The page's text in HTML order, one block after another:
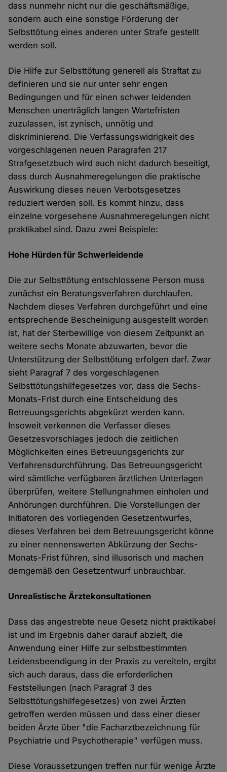
dass nunmehr nicht nur die geschäftsmäßige,
sondern auch eine sonstige Förderung der
Selbsttötung eines anderen unter Strafe gestellt
werden soll.
Die Hilfe zur Selbsttötung generell als Straftat zu
definieren und sie nur unter sehr engen
Bedingungen und für einen schwer leidenden
Menschen unerträglich langen Wartefristen
zuzulassen, ist zynisch, unnötig und
diskriminierend. Die Verfassungswidrigkeit des
vorgeschlagenen neuen Paragrafen 217
Strafgesetzbuch wird auch nicht dadurch beseitigt,
dass durch Ausnahmeregelungen die praktische
Auswirkung dieses neuen Verbotsgesetzes
reduziert werden soll. Es kommt hinzu, dass
einzelne vorgesehene Ausnahmeregelungen nicht
praktikabel sind. Dazu zwei Beispiele:
Hohe Hürden für Schwerleidende
Die zur Selbsttötung entschlossene Person muss
zunächst ein Beratungsverfahren durchlaufen.
Nachdem dieses Verfahren durchgeführt und eine
entsprechende Bescheinigung ausgestellt worden
ist, hat der Sterbewillige von diesem Zeitpunkt an
weitere sechs Monate abzuwarten, bevor die
Unterstützung der Selbsttötung erfolgen darf. Zwar
sieht Paragraf 7 des vorgeschlagenen
Selbsttötungshilfegesetzes vor, dass die Sechs-
Monats-Frist durch eine Entscheidung des
Betreuungsgerichts abgekürzt werden kann.
Insoweit verkennen die Verfasser dieses
Gesetzesvorschlages jedoch die zeitlichen
Möglichkeiten eines Betreuungsgerichts zur
Verfahrensdurchführung. Das Betreuungsgericht
wird sämtliche verfügbaren ärztlichen Unterlagen
überprüfen, weitere Stellungnahmen einholen und
Anhörungen durchführen. Die Vorstellungen der
Initiatoren des vorliegenden Gesetzentwurfes,
dieses Verfahren bei dem Betreuungsgericht könne
zu einer nennenswerten Abkürzung der Sechs-
Monats-Frist führen, sind illusorisch und machen
demgemäß den Gesetzentwurf unbrauchbar.
Unrealistische Ärztekonsultationen
Dass das angestrebte neue Gesetz nicht praktikabel
ist und im Ergebnis daher darauf abzielt, die
Anwendung einer Hilfe zur selbstbestimmten
Leidensbeendigung in der Praxis zu vereiteln, ergibt
sich auch daraus, dass die erforderlichen
Feststellungen (nach Paragraf 3 des
Selbsttötungshilfegesetzes) von zwei Ärzten
getroffen werden müssen und dass einer dieser
beiden Ärzte über "die Facharztbezeichnung für
Psychiatrie und Psychotherapie" verfügen muss.
Diese Voraussetzungen treffen nur für wenige Ärzte